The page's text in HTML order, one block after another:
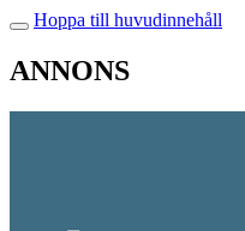
Hoppa till huvudinnehåll
ANNONS